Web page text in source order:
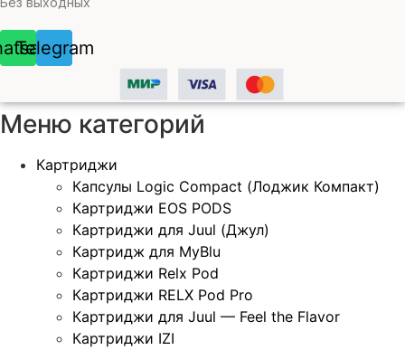
Telegram
Меню категорий
Картриджи
Капсулы Logic Compact (Лоджик Компакт)
Картриджи EOS PODS
Картриджи для Juul (Джул)
Картридж для MyBlu
Картриджи Relx Pod
Картриджи RELX Pod Pro
Картриджи для Juul — Feel the Flavor
Картриджи IZI